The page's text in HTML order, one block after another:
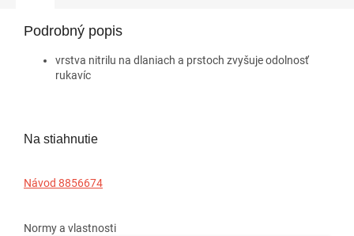
Podrobný popis
vrstva nitrilu na dlaniach a prstoch zvyšuje odolnosť
rukavíc
Na stiahnutie
Návod 8856674
Normy a vlastnosti